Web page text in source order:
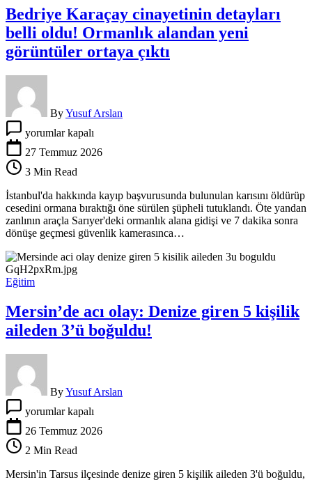
başladı
için
Bedriye Karaçay cinayetinin detayları
belli oldu! Ormanlık alandan yeni
görüntüler ortaya çıktı
ByYusuf Arslan
Karaçay
cinayetinin
belli
Ormanlık
alandan
yeni
görüntüler
ortaya
çıktı
için
yorumlar kapalı
27 Temmuz 2026
3 Min Read
İstanbul'da hakkında kayıp başvurusunda bulunulan karısını öldürüp
cesedini ormana bıraktığı öne sürülen şüpheli tutuklandı. Öte yandan
zanlının araçla Sarıyer'deki ormanlık alana gidişi ve 7 dakika sonra
dönüşe geçmesi güvenlik kamerasınca…
Eğitim
Mersin’de acı olay: Denize giren 5 kişilik
aileden 3’ü boğuldu!
ByYusuf Arslan
acı
olay:
giren
kişilik
yorumlar kapalı
26 Temmuz 2026
2 Min Read
Mersin'in Tarsus ilçesinde denize giren 5 kişilik aileden 3'ü boğuldu,